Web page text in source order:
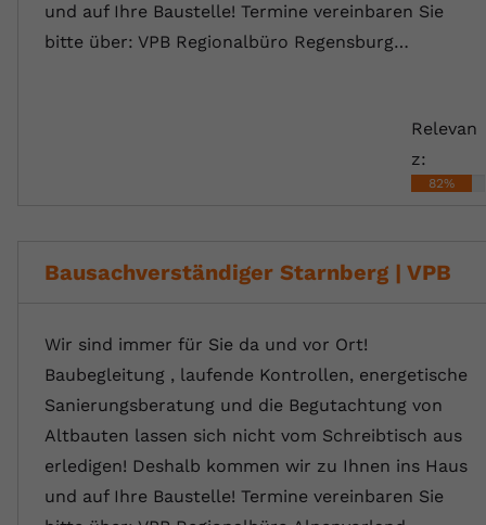
und auf Ihre Baustelle! Termine vereinbaren Sie
bitte über: VPB Regionalbüro Regensburg…
Relevan
z:
82%
Bausachverständiger Starnberg | VPB
Wir sind immer für Sie da und vor Ort!
Baubegleitung , laufende Kontrollen, energetische
Sanierungsberatung und die Begutachtung von
Altbauten lassen sich nicht vom Schreibtisch aus
erledigen! Deshalb kommen wir zu Ihnen ins Haus
und auf Ihre Baustelle! Termine vereinbaren Sie